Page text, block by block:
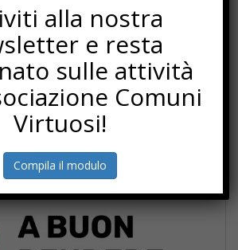
alla nostra
e resta
sulle attività
Comuni
Virtuosi!
Compila il modulo